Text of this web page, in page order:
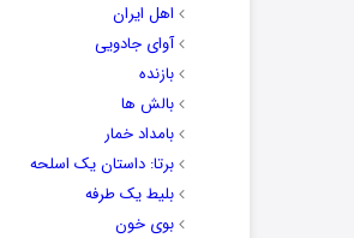
اهل ایران
آوای جادویی
بازنده
بالش ها
بامداد خمار
برتا: داستان یک اسلحه
بلیط یک‌‌ طرفه
بوی خون